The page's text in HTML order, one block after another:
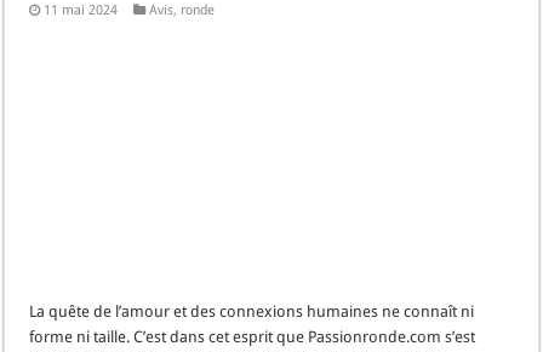
11 mai 2024 Avis, ronde
La quête de l’amour et des connexions humaines ne connaît ni
forme ni taille. C’est dans cet esprit que Passionronde.com s’est